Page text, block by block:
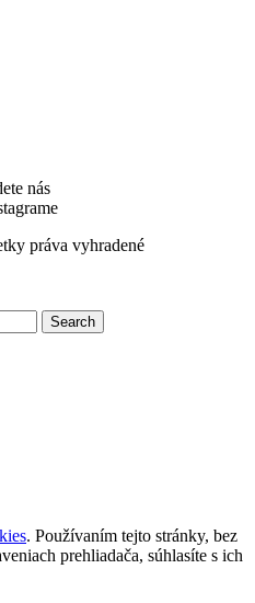
nás
práva vyhradené
Search
. Používaním tejto stránky, bez
prehliadača, súhlasíte s ich